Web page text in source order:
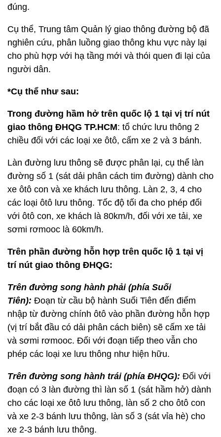
đúng.
Cụ thể, Trung tâm Quản lý giao thông đường bộ đã
nghiên cứu, phân luồng giao thông khu vực này lại
cho phù hợp với hạ tầng mới và thói quen đi lại của
người dân.
*Cụ thể như sau:
Trong đường hầm hở trên quốc lộ 1 tại vị trí nút
giao thông ĐHQG TP.HCM: tổ chức lưu thông 2
chiều đối với các loại xe ôtô, cấm xe 2 và 3 bánh.
Làn đường lưu thông sẽ được phân lại, cụ thể làn
đường số 1 (sát dải phân cách tim đường) dành cho
xe ôtô con và xe khách lưu thông. Làn 2, 3, 4 cho
các loại ôtô lưu thông. Tốc độ tối đa cho phép đối
với ôtô con, xe khách là 80km/h, đối với xe tải, xe
sơmi rơmooc là 60km/h.
Trên phần đường hỗn hợp trên quốc lộ 1 tại vị
trí nút giao thông ĐHQG:
Trên đường song hành phải (phía Suối
Tiên): Đoạn từ cầu bộ hành Suối Tiên đến điểm
nhập từ đường chính ôtô vào phần đường hỗn hợp
(vị trí bắt đầu có dải phân cách biên) sẽ cấm xe tải
và sơmi rơmooc. Đối với đoạn tiếp theo vẫn cho
phép các loại xe lưu thông như hiện hữu.
Trên đường song hành trái (phía ĐHQG): Đối với
đoạn có 3 làn đường thì làn số 1 (sát hầm hở) dành
cho các loại xe ôtô lưu thông, làn số 2 cho ôtô con
và xe 2-3 bánh lưu thông, làn số 3 (sát vỉa hè) cho
xe 2-3 bánh lưu thông.